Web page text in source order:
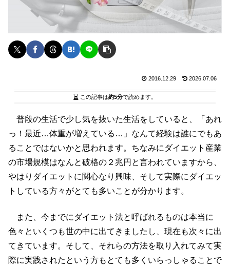
2016.12.29 2026.07.06
この記事は約5分で読めます。
普段の生活で少し気を抜いた生活をしていると、「あれ
っ！最近…体重が増えている…」なんて経験は誰にでもあ
ることではないかと思われます。ちなみにダイエット産業
の市場規模はなんと破格の２兆円と言われていますから、
やはりダイエットに関心なり興味、そして実際にダイエッ
トしている方々がとても多いことが分かります。
また、今までにダイエット法と呼ばれるものは本当に
色々といくつも世の中に出てきましたし、現在も次々に出
てきています。そして、それらの方法を取り入れてみて実
際に実践されたという方もとても多くいらっしゃることで